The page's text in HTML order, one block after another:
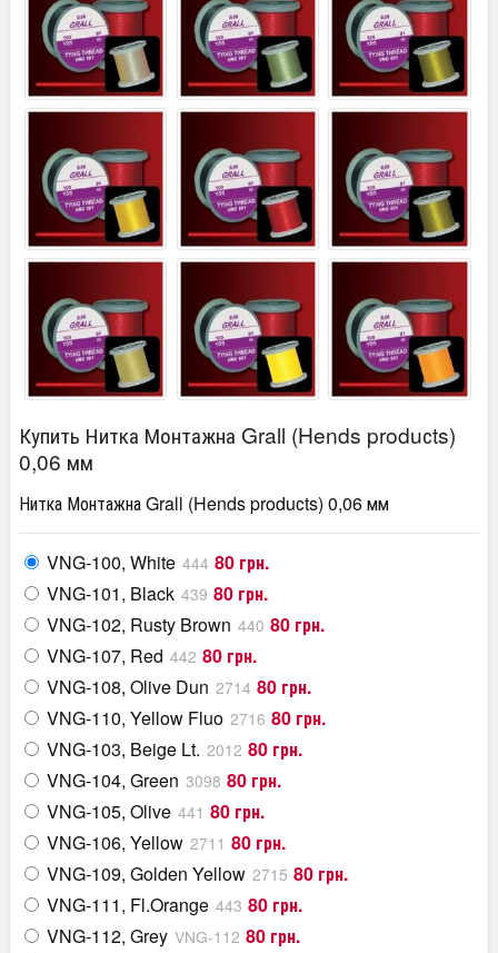
Купить Нитка Монтажна Grall (Hends produсts)
0,06 мм
Нитка Монтажна Grall (Hends produсts) 0,06 мм
VNG-100, White 444 80 грн.
VNG-101, Black 439 80 грн.
VNG-102, Rusty Brown 440 80 грн.
VNG-107, Red 442 80 грн.
VNG-108, Olive Dun 2714 80 грн.
VNG-110, Yellow Fluo 2716 80 грн.
VNG-103, Beige Lt. 2012 80 грн.
VNG-104, Green 3098 80 грн.
VNG-105, Olive 441 80 грн.
VNG-106, Yellow 2711 80 грн.
VNG-109, Golden Yellow 2715 80 грн.
VNG-111, Fl.Orange 443 80 грн.
VNG-112, Grey VNG-112 80 грн.